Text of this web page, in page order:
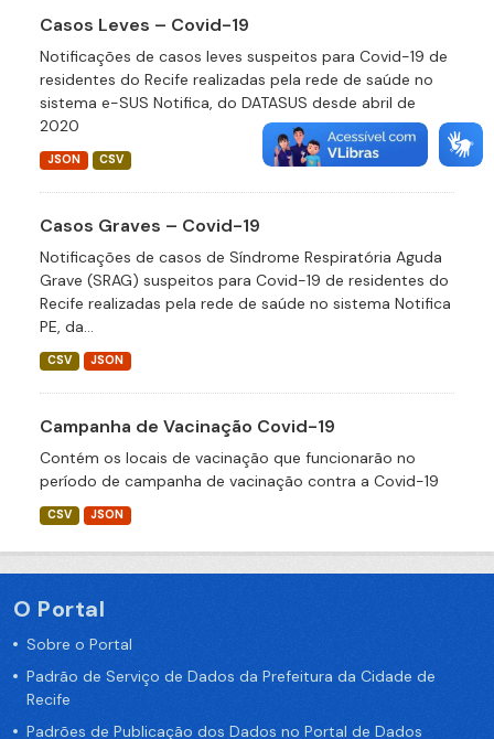
Casos Leves – Covid-19
Notificações de casos leves suspeitos para Covid-19 de
residentes do Recife realizadas pela rede de saúde no
sistema e-SUS Notifica, do DATASUS desde abril de
2020
JSON CSV
Casos Graves – Covid-19
Notificações de casos de Síndrome Respiratória Aguda
Grave (SRAG) suspeitos para Covid-19 de residentes do
Recife realizadas pela rede de saúde no sistema Notifica
PE, da...
CSV JSON
Campanha de Vacinação Covid-19
Contém os locais de vacinação que funcionarão no
período de campanha de vacinação contra a Covid-19
CSV JSON
O Portal
Sobre o Portal
Padrão de Serviço de Dados da Prefeitura da Cidade de
Recife
Padrões de Publicação dos Dados no Portal de Dados